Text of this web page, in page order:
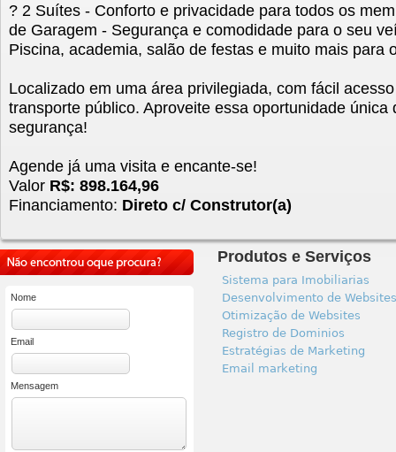
? 2 Suítes - Conforto e privacidade para todos os
de Garagem - Segurança e comodidade para o seu
Piscina, academia, salão de festas e muito mais para
Localizado em uma área privilegiada, com fácil
transporte público. Aproveite essa oportunidade única
segurança!
Agende já uma visita e encante-se!
Valor R$: 898.164,96
Financiamento: Direto c/ Construtor(a)
Nome
Email
Mensagem
Produtos e Serviços
Sistema para Imobiliarias
Desenvolvimento de Websites
Otimização de Websites
Registro de Dominios
Estratégias de Marketing
Email marketing